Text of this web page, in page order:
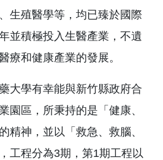
生殖醫學等，均已臻於國際
並積極投入生醫產業，不遺
療和健康產業的發展。
大學有幸能與新竹縣政府合
園區，所秉持的是「健康、
精神，並以「救急、救腦、
工程分為3期，第1期工程以